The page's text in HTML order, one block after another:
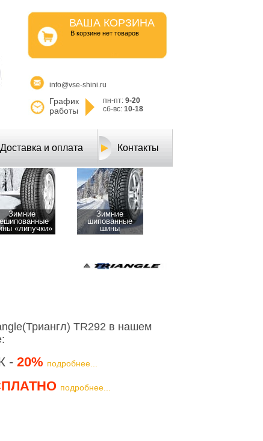
ВАША КОРЗИНА
B корзине нет товаров
info@vse-shini.ru
График
работы
пн-пт: 9-20
сб-вс: 10-18
Доставка и оплата Контакты
Зимние
«липучки»
Зимние
шипованные
шины
TR292 в нашем
- 20% подробнее...
подробнее...